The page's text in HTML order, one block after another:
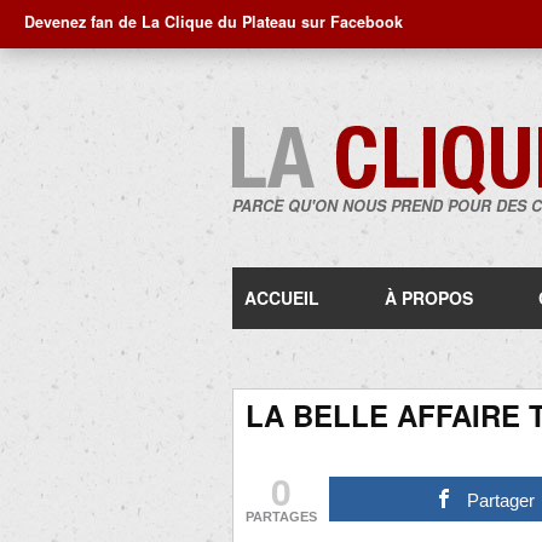
Devenez fan de La Clique du Plateau sur Facebook
PARCE QU'ON NOUS PREND POUR DES
ACCUEIL À PROPOS
LA BELLE AFFAIRE
0
PARTAGES
Partager